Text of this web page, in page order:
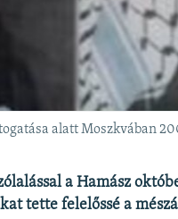
alatt Moszkvában
a Hamász
tette felelőssé a